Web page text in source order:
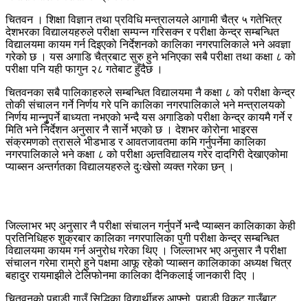
चितवन । शिक्षा विज्ञान तथा प्रविधि मन्त्रालयले आगामी चैत्र ५ गतेभित्र
देशभरका विद्यालयहरुले परीक्षा सम्पन्न गरिसक्न र परीक्षा केन्द्र सम्बन्धित
विद्यालयमा कायम गर्न दिइएको निर्देशनको कालिका नगरपालिकाले भने अवज्ञा
गरेको छ । यस अगाडि चैत्रबाट सुरु हुने भनिएका सबै परीक्षा तथा कक्षा ८ को
परीक्षा पनि यही फागुन २८ गतेबाट हुँदैछ ।
चितवनका सबै पालिकाहरुले सम्बन्धित विद्यालयमा नै कक्षा ८ को परीक्षा केन्द्र
तोकी संचालन गर्ने निर्णय गरे पनि कालिका नगरपालिकाले भने मन्त्रालयको
निर्णय मान्नृुपर्ने बाध्यता नभएको भन्दै यस अगाडिको परीक्षा केन्द्र कायमै गर्ने र
मिति भने निर्देशन अनुसार नै सार्ने भएको छ । देशभर कोरोना भाइरस
संक्रमणको त्रासले भीडभाड र आवतजावतमा कमि गर्नुपर्नेमा कालिका
नगरपालिकाले भने कक्षा ८ को परीक्षा अन्र्तविद्यालय गरेर दादगिरी देखाएकोमा
प्याब्सन अन्तर्गतका विद्यालयहरुले दुःखेसो व्यक्त गरेका छन् ।
जिल्लाभर भए अनुसार नै परीक्षा संचालन गर्नुपर्ने भन्दै प्याब्सन कालिकाका केही
प्रतिनिधिहरु शुक्रबार कालिका नगरपालिका पुगी परीक्षा केन्द्र सम्बन्धित
विद्यालयमा कायम गर्न अनुरोध गरेका थिए । जिल्लाभर भए अनुसार नै परीक्षा
संचालन गरेमा राम्रो हुने पक्षमा आफू रहेको प्याब्सन कालिकाका अध्यक्ष चित्र
बहादुर रायमाझीले टेलिफोनमा कालिका दैनिकलाई जानकारी दिए ।
चितवनको पहाडी गाउँ सिद्धिका विद्यार्थीहरु आफ्नो पहाडी विकट गाउँबाट